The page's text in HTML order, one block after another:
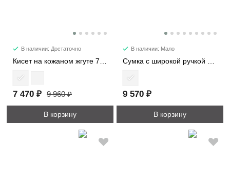
В наличии: Достаточно
7 470 ₽ 9 960 ₽
В корзину
В наличии: Мало
9 570 ₽
В корзину